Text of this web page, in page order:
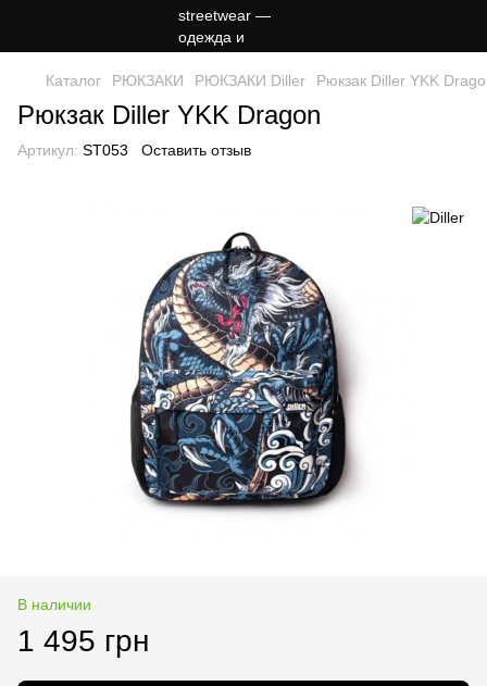
Каталог РЮКЗАКИ РЮКЗАКИ Diller Рюкзак Diller YKK
Рюкзак Diller YKK Dragon
Артикул: ST053 Оставить отзыв
В наличии
1 495 грн